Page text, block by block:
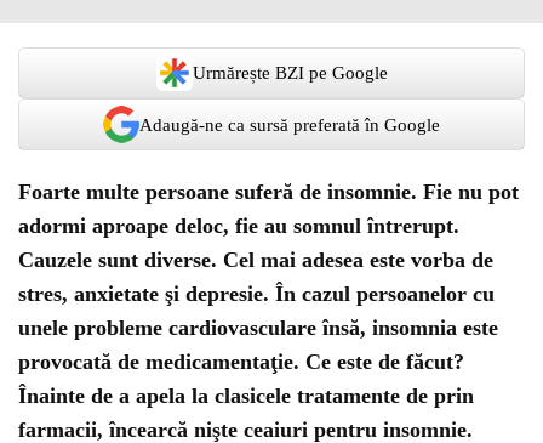
Urmărește BZI pe Google
Adaugă-ne ca sursă preferată în Google
Foarte multe persoane suferă de insomnie. Fie nu pot
adormi aproape deloc, fie au somnul întrerupt.
Cauzele sunt diverse. Cel mai adesea este vorba de
stres, anxietate şi depresie. În cazul persoanelor cu
unele probleme cardiovasculare însă, insomnia este
provocată de medicamentaţie. Ce este de făcut?
Înainte de a apela la clasicele tratamente de prin
farmacii, încearcă nişte ceaiuri pentru insomnie.